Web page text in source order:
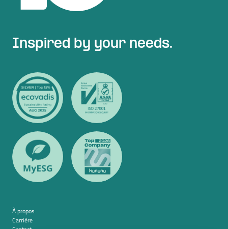
Inspired by your needs.
À propos
Carrière